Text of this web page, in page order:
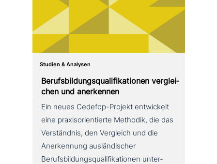
Studien & Analysen
Berufsbildungsqualifikationen ver­glei­
chen und anerkennen
Ein neues Cedefop-Projekt ent­wickelt
eine pra­xis­ori­en­tier­te Methodik, die das
Verständnis, den Vergleich und die
Anerkennung aus­län­di­scher
Berufsbildungsqualifikationen unter­